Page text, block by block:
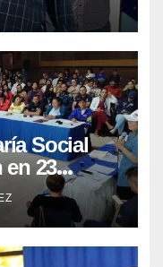
Social
en 23